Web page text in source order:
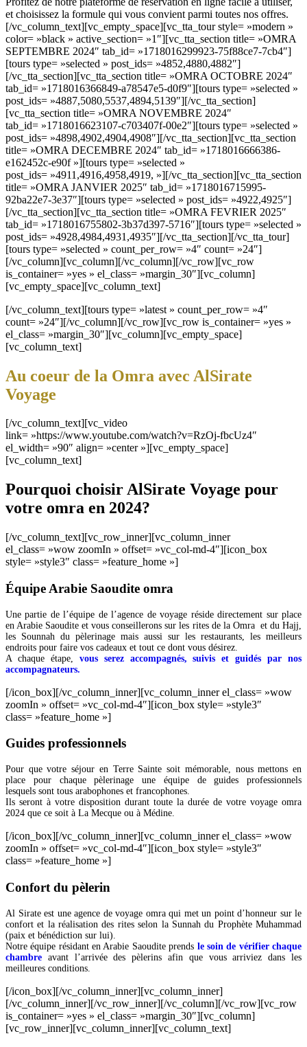
et choisissez la formule qui vous convient parmi toutes nos offres.
[/vc_column_text][vc_empty_space][vc_tta_tour style= »modern »
color= »black » active_section= »1″][vc_tta_section title= »OMRA
SEPTEMBRE 2024″ tab_id= »1718016299923-75f88ce7-7cb4″]
[tours type= »selected » post_ids= »4852,4880,4882″]
[/vc_tta_section][vc_tta_section title= »OMRA OCTOBRE 2024″
tab_id= »1718016366849-a78547e5-d0f9″][tours type= »selected »
post_ids= »4887,5080,5537,4894,5139″][/vc_tta_section]
[vc_tta_section title= »OMRA NOVEMBRE 2024″
tab_id= »1718016623107-c703407f-00e2″][tours type= »selected »
post_ids= »4898,4902,4904,4908″][/vc_tta_section][vc_tta_section
title= »OMRA DECEMBRE 2024″ tab_id= »1718016666386-
e162452c-e90f »][tours type= »selected »
post_ids= »4911,4916,4958,4919, »][/vc_tta_section][vc_tta_section
title= »OMRA JANVIER 2025″ tab_id= »1718016715995-
92ba22e7-3e37″][tours type= »selected » post_ids= »4922,4925″]
[/vc_tta_section][vc_tta_section title= »OMRA FEVRIER 2025″
tab_id= »1718016755802-3b37d397-5716″][tours type= »selected »
post_ids= »4928,4984,4931,4935″][/vc_tta_section][/vc_tta_tour]
[tours type= »selected » count_per_row= »4″ count= »24″]
[/vc_column][vc_column][/vc_column][/vc_row][vc_row
is_container= »yes » el_class= »margin_30″][vc_column]
[vc_empty_space][vc_column_text]
[/vc_column_text][tours type= »latest » count_per_row= »4″
count= »24″][/vc_column][/vc_row][vc_row is_container= »yes »
el_class= »margin_30″][vc_column][vc_empty_space]
[vc_column_text]
Au coeur de la Omra avec AlSirate
Voyage
[/vc_column_text][vc_video
link= »https://www.youtube.com/watch?v=RzOj-fbcUz4″
el_width= »90″ align= »center »][vc_empty_space]
[vc_column_text]
Pourquoi choisir AlSirate Voyage pour
votre omra en 2024?
[/vc_column_text][vc_row_inner][vc_column_inner
el_class= »wow zoomIn » offset= »vc_col-md-4″][icon_box
style= »style3″ class= »feature_home »]
Équipe Arabie Saoudite omra
Une partie de l’équipe de l’agence de voyage réside directement sur place
en Arabie Saoudite et vous conseillerons sur les rites de la Omra et du Hajj,
les Sounnah du pèlerinage mais aussi sur les restaurants, les meilleurs
endroits pour faire vos cadeaux et tout ce dont vous désirez.
A chaque étape, vous serez accompagnés, suivis et guidés par nos
accompagnateurs.
[/icon_box][/vc_column_inner][vc_column_inner el_class= »wow
zoomIn » offset= »vc_col-md-4″][icon_box style= »style3″
class= »feature_home »]
Guides professionnels
Pour que votre séjour en Terre Sainte soit mémorable, nous mettons en
place pour chaque pèlerinage une équipe de guides professionnels
lesquels sont tous arabophones et francophones.
Ils seront à votre disposition durant toute la durée de votre voyage omra
2024 que ce soit à La Mecque ou à Médine.
[/icon_box][/vc_column_inner][vc_column_inner el_class= »wow
zoomIn » offset= »vc_col-md-4″][icon_box style= »style3″
class= »feature_home »]
Confort du pèlerin
Al Sirate est une agence de voyage omra qui met un point d’honneur sur le
confort et la réalisation des rites selon la Sunnah du Prophète Muhammad
(paix et bénédiction sur lui).
Notre équipe résidant en Arabie Saoudite prends le soin de vérifier chaque
chambre avant l’arrivée des pèlerins afin que vous arriviez dans les
meilleures conditions.
[/icon_box][/vc_column_inner][vc_column_inner]
[/vc_column_inner][/vc_row_inner][/vc_column][/vc_row][vc_row
is_container= »yes » el_class= »margin_30″][vc_column]
[vc_row_inner][vc_column_inner][vc_column_text]